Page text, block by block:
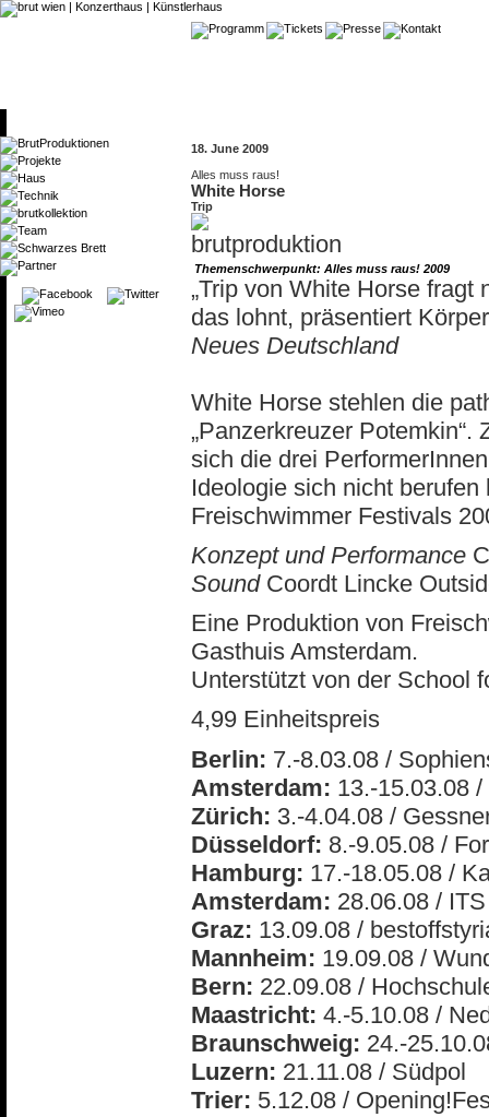
18. June 2009
Alles muss raus!
White Horse
Trip
Themenschwerpunkt: Alles muss raus! 2009
„Trip von White Horse
das lohnt, präsentiert
Neues Deutschland
White Horse stehlen die
„Panzerkreuzer
sich die drei
Ideologie sich nicht
Freischwimmer Festivals
Konzept und Performance
Sound Coordt Lincke
Eine Produktion von
Gasthuis Amsterdam.
Unterstützt von der School
4,99 Einheitspreis
Berlin: 7.-8.03.08 /
Amsterdam: 13.-15.03.08
Zürich: 3.-4.04.08 /
Düsseldorf: 8.-9.05.08 /
Hamburg: 17.-18.05.08 /
Amsterdam: 28.06.08 /
Graz: 13.09.08 /
Mannheim: 19.09.08 /
Bern: 22.09.08 /
Maastricht: 4.-5.10.08 /
Braunschweig: 24.-
Luzern: 21.11.08 / Südpol
Trier: 5.12.08 /